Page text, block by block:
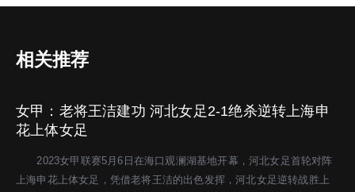
相关推荐
女甲：老将王洁建功 河北女足2-1绝杀逆转上海申
花上体女足
2023女甲联赛5月6日在海口观澜湖基地开幕，河北女足首轮对阵
上海申花上体女足，凭借老将王洁的出色发挥，河北女足逆转战胜上